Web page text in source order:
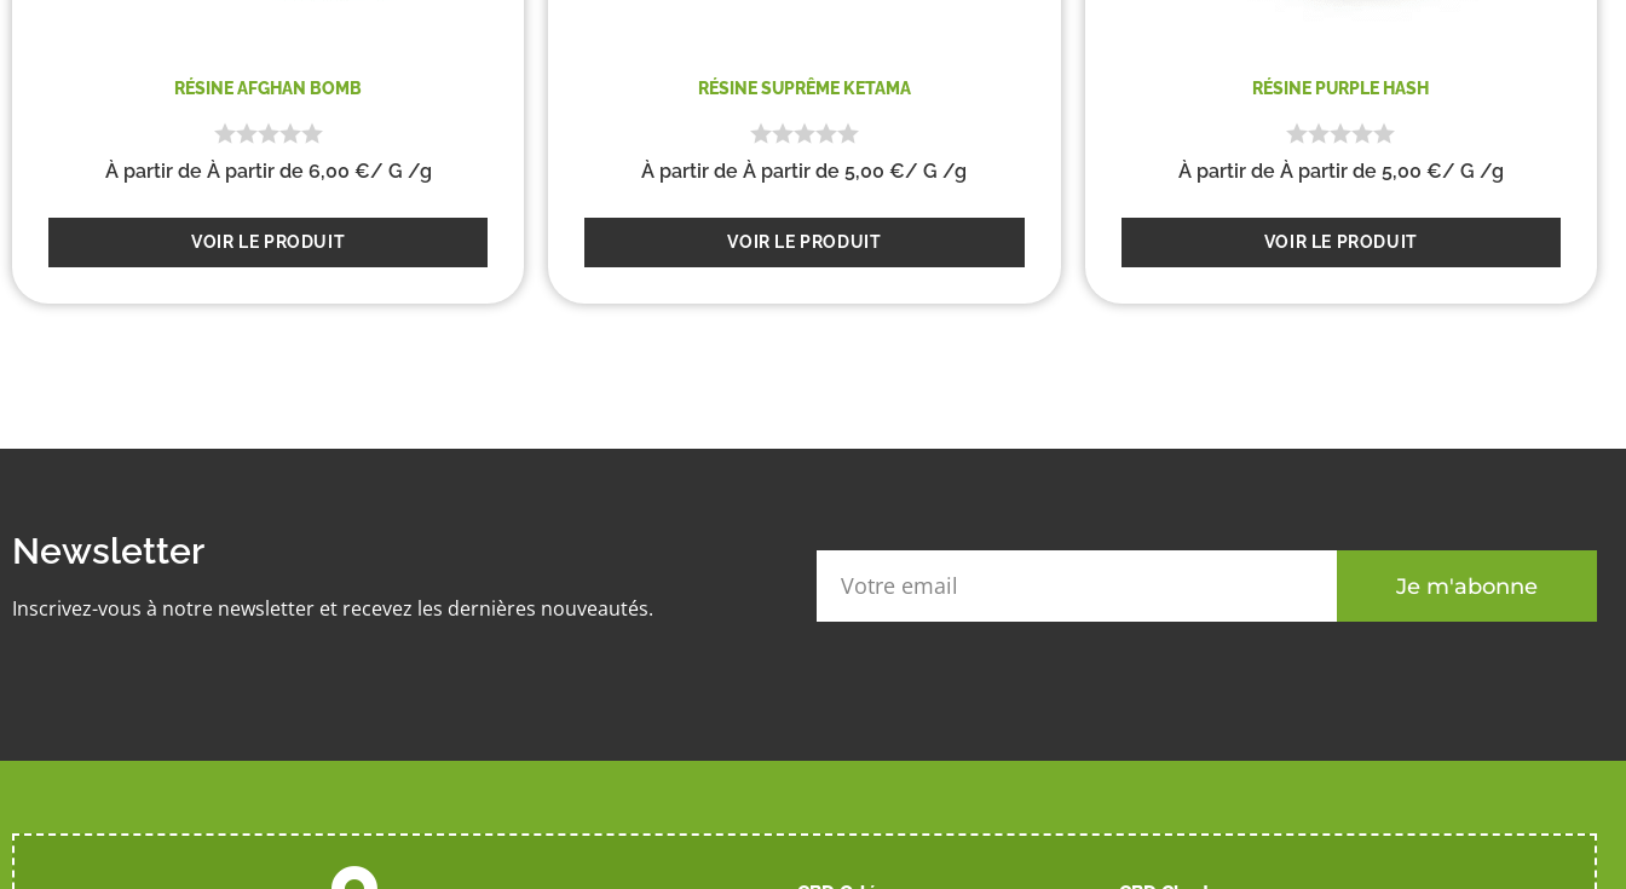
RÉSINE AFGHAN BOMB
À partir de À partir de 6,00 €/ G /g
VOIR LE PRODUIT
RÉSINE SUPRÊME KETAMA
À partir deÀ partir de 5,00€/ G /g
VOIR LE PRODUIT
RÉSINE PURPLE HASH
À partir de À partir de 5,00 €/ G /g
VOIR LE PRODUIT
Newsletter
Inscrivez-vous à notre newsletter et recevez les dernières nouveautés.
Je m'abonne